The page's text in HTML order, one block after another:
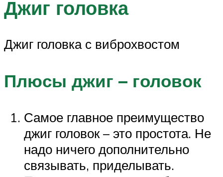
Джиг головка
Джиг головка с виброхвостом
Плюсы джиг – головок
Самое главное преимущество
джиг головок – это простота. Не
надо ничего дополнительно
связывать, приделывать.